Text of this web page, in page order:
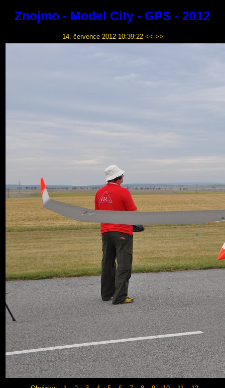
Znojmo - Model City - GPS - 2012
14. července 2012 10:39:22 << >>